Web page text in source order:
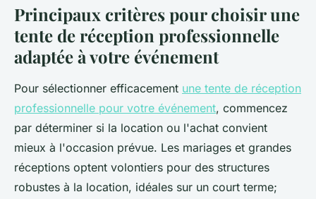
Principaux critères pour choisir une
tente de réception professionnelle
adaptée à votre événement
Pour sélectionner efficacement une tente de réception
professionnelle pour votre événement, commencez
par déterminer si la location ou l'achat convient
mieux à l'occasion prévue. Les mariages et grandes
réceptions optent volontiers pour des structures
robustes à la location, idéales sur un court terme;